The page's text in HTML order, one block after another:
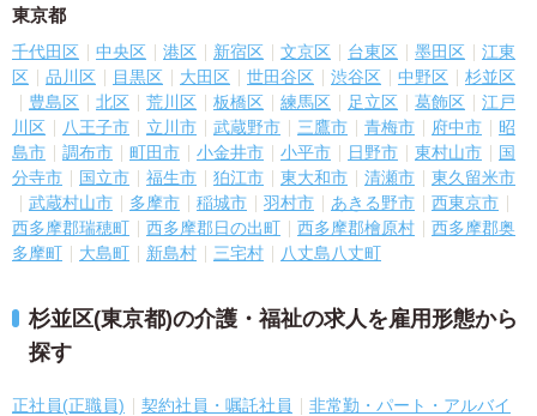
東京都
千代田区 中央区 港区 新宿区 文京区 台東区 墨田区
江東
区
品川区 目黒区 大田区 世田谷区 渋谷区 中野区
杉並区
豊島区
北区 荒川区 板橋区 練馬区 足立区 葛飾区
江戸
川区
八王子市 立川市 武蔵野市 三鷹市 青梅市 府中市
昭
島市
調布市 町田市 小金井市 小平市 日野市 東村山市
国
分寺市
国立市 福生市 狛江市 東大和市 清瀬市
東久留米市
武蔵村山市
多摩市 稲城市 羽村市 あきる野市
西東京市
西多摩郡瑞穂町
西多摩郡日の出町 西多摩郡檜原村
西多摩郡奥
多摩町
大島町 新島村 三宅村 八丈島八丈町
杉並区(東京都)の介護・福祉の求人を雇用形態から
探す
正社員(正職員) 契約社員・嘱託社員
非常勤・パート・アルバイ